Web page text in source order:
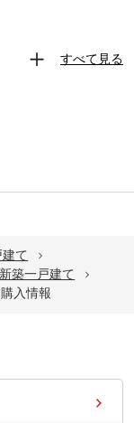
すべて見る
て
築一戸建て
入情報